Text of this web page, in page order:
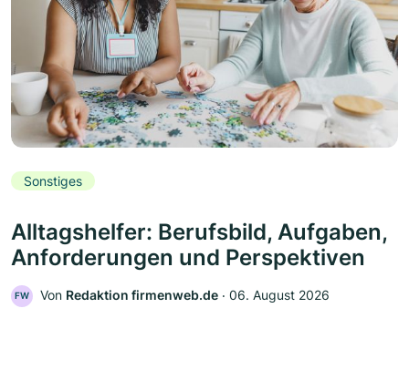
Sonstiges
Alltagshelfer: Berufsbild, Aufgaben,
Anforderungen und Perspektiven
FW Von Redaktion firmenweb.de ‧ 06. August 2026